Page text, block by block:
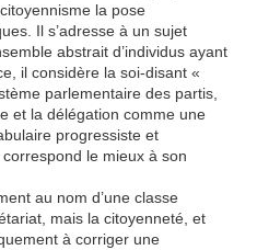
la pose
Il s’adresse à un sujet
abstrait d’individus ayant
il considère la soi-disant «
parlementaire des partis,
et la délégation comme une
progressiste et
le mieux à son
au nom d’une classe
mais la citoyenneté, et
à corriger une